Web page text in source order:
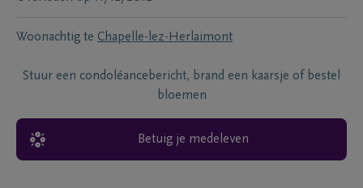
Woonachtig te Chapelle-lez-Herlaimont
Stuur een condoléancebericht, brand een kaarsje of bestel
bloemen
Betuig je medeleven